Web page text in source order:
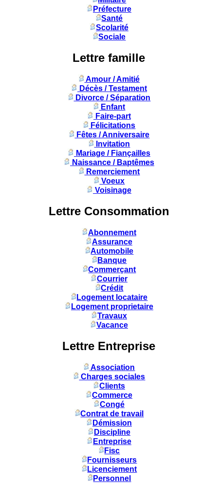
Préfecture
Santé
Scolarité
Sociale
Lettre famille
Amour / Amitié
Décès / Testament
Divorce / Séparation
Enfant
Faire-part
Félicitations
Fêtes / Anniversaire
Invitation
Mariage / Fiançailles
Naissance / Baptêmes
Remerciement
Voeux
Voisinage
Lettre Consommation
Abonnement
Assurance
Automobile
Banque
Commerçant
Courrier
Crédit
Logement locataire
Logement proprietaire
Travaux
Vacance
Lettre Entreprise
Association
Charges sociales
Clients
Commerce
Congé
Contrat de travail
Démission
Discipline
Entreprise
Fisc
Fournisseurs
Licenciement
Personnel